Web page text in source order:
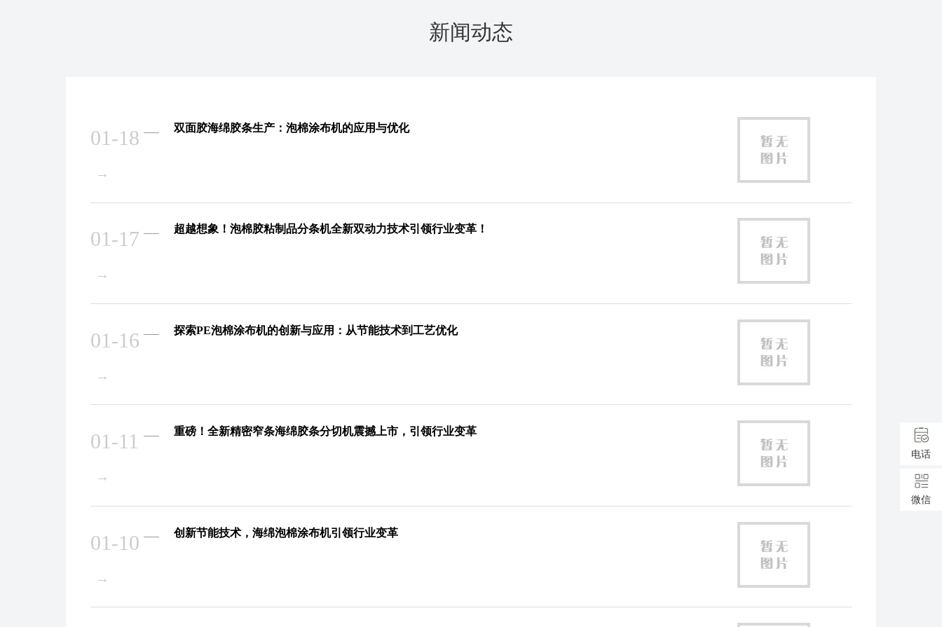
新闻动态
01-18
→
双面胶海绵胶条生产：泡棉涂布机的应用与优化
01-17
→
超越想象！泡棉胶粘制品分条机全新双动力技术引领行业变革！
01-16
→
探索PE泡棉涂布机的创新与应用：从节能技术到工艺优化
01-11
→
重磅！全新精密窄条海绵胶条分切机震撼上市，引领行业变革
01-10
→
创新节能技术，海绵泡棉涂布机引领行业变革
电话
微信